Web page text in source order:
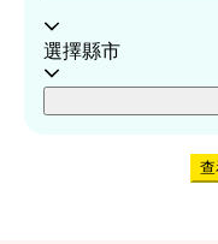
選擇縣市